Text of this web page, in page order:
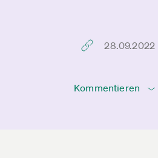
28.09.2022
Kommentieren